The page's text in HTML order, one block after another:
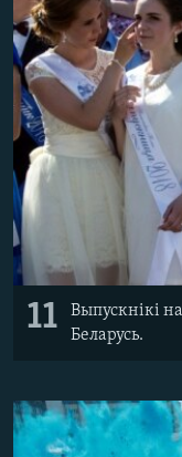
11
Выпускнікі
Беларусь.